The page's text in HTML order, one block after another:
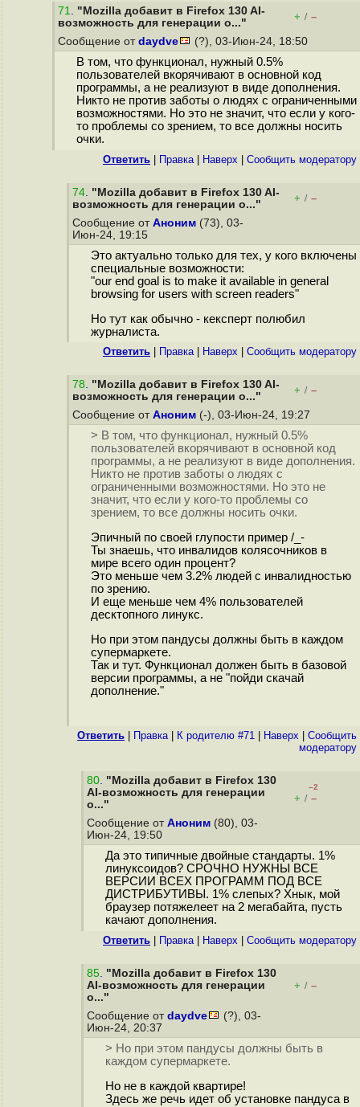
71. "Mozilla добавит в Firefox 130 AI-
возможность для генерации о..."
+ / –
Сообщение от daydve (?), 03-Июн-24, 18:50
В том, что функционал, нужный 0.5%
пользователей вкорячивают в основной код
программы, а не реализуют в виде дополнения.
Никто не против заботы о людях с ограниченными
возможностями. Но это не значит, что если у кого-
то проблемы со зрением, то все должны носить
очки.
Ответить Правка| Наверх Cообщить модератору
74. "Mozilla добавит в Firefox 130 AI-
возможность для генерации о..."
+ / –
Сообщение от Аноним (73), 03-
Июн-24, 19:15
Это актуально только для тех, у кого включены
специальные возможности:
"our end goal is to make it available in general
browsing for users with screen readers"
Но тут как обычно - кексперт полюбил
журналиста.
Ответить Правка| Наверх Cообщить модератору
78. "Mozilla добавит в Firefox 130 AI-
возможность для генерации о..."
+ / –
Сообщение от Аноним (-), 03-Июн-24, 19:27
> В том, что функционал, нужный 0.5%
пользователей вкорячивают в основной код
программы, а не реализуют в виде дополнения.
Никто не против заботы о людях с
ограниченными возможностями. Но это не
значит, что если у кого-то проблемы со
зрением, то все должны носить очки.
Эпичный по своей глупости пример /_-
Ты знаешь, что инвалидов колясочников в
мире всего один процент?
Это меньше чем 3.2% людей с инвалидностью
по зрению.
И еще меньше чем 4% пользователей
десктопного линукс.
Но при этом пандусы должны быть в каждом
супермаркете.
Так и тут. Функционал должен быть в базовой
версии программы, а не "пойди скачай
дополнение."
Ответить Правка| К родителю #71 Наверх
Cообщить
модератору
80. "Mozilla добавит в Firefox 130
AI-возможность для генерации
о..."
–2
+ / –
Сообщение от Аноним (80), 03-
Июн-24, 19:50
Да это типичные двойные стандарты. 1%
линуксоидов? СРОЧНО НУЖНЫ ВСЕ
ВЕРСИИ ВСЕХ ПРОГРАММ ПОД ВСЕ
ДИСТРИБУТИВЫ. 1% слепых? Хнык, мой
браузер потяжелеет на 2 мегабайта, пусть
качают дополнения.
Ответить Правка| Наверх Cообщить модератору
85. "Mozilla добавит в Firefox 130
AI-возможность для генерации
о..."
+ / –
Сообщение от daydve
(?), 03-
Июн-24, 20:37
> Но при этом пандусы должны быть в
каждом супермаркете.
Но не в каждой квартире!
Здесь же речь идет об установке пандуса в